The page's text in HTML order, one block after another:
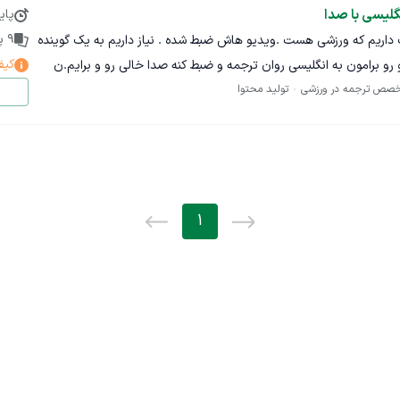
تا هم لینک سایت و هم نمونه فیلم ها رو خدمتتون ارسال کنم تا بررسی
ولی شاکله اصلی و امکانات و نحوه کارکرد با مراجعه به سایت کاملا
تا پایان خرداد ماه کاملا آماده خواهد شد به امید خدا. ممنون
میشم خدمتتون که قصد بنده بستن قرارداد و همکاری درازمدت و
با صدا
سلام ارادتمند . ما ی کانال یوتیوب داریم که ورزشی هست .ویدیو هاش ضبط شده . نیاز داریم به یک گوینده
که متن ضبط شده فارسی در ویدیو رو برامون به انگلیسی روان ترجمه و ضبط کنه صدا خالی رو و برایم.ن
. که ما بتونیم صدا ضبط شده رو بزاریم رو ویدیو هامون. چون مجری داخل ویدیو هامون اقا
ترجمه در ورزشی تولید محتوا
9
1